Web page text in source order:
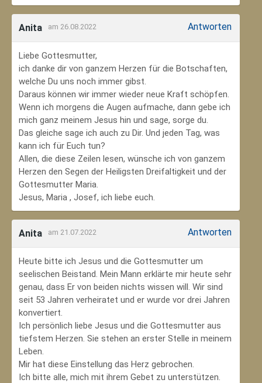
Anita am 26.08.2022 Antworten
Liebe Gottesmutter,
ich danke dir von ganzem Herzen für die Botschaften,
welche Du uns noch immer gibst.
Daraus können wir immer wieder neue Kraft schöpfen.
Wenn ich morgens die Augen aufmache, dann gebe ich
mich ganz meinem Jesus hin und sage, sorge du.
Das gleiche sage ich auch zu Dir. Und jeden Tag, was
kann ich für Euch tun?
Allen, die diese Zeilen lesen, wünsche ich von ganzem
Herzen den Segen der Heiligsten Dreifaltigkeit und der
Gottesmutter Maria.
Jesus, Maria , Josef, ich liebe euch.
Anita am 21.07.2022 Antworten
Heute bitte ich Jesus und die Gottesmutter um
seelischen Beistand. Mein Mann erklärte mir heute sehr
genau, dass Er von beiden nichts wissen will. Wir sind
seit 53 Jahren verheiratet und er wurde vor drei Jahren
konvertiert.
Ich persönlich liebe Jesus und die Gottesmutter aus
tiefstem Herzen. Sie stehen an erster Stelle in meinem
Leben.
Mir hat diese Einstellung das Herz gebrochen.
Ich bitte alle, mich mit ihrem Gebet zu unterstützen.